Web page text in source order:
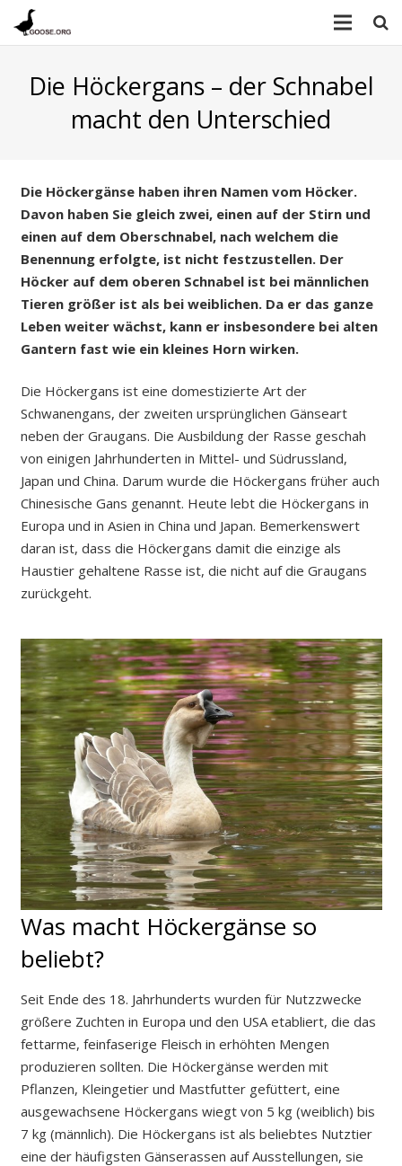
Die Höckergans – der Schnabel
macht den Unterschied
Die Höckergänse haben ihren Namen vom Höcker.
Davon haben Sie gleich zwei, einen auf der Stirn und
einen auf dem Oberschnabel, nach welchem die
Benennung erfolgte, ist nicht festzustellen. Der
Höcker auf dem oberen Schnabel ist bei männlichen
Tieren größer ist als bei weiblichen. Da er das ganze
Leben weiter wächst, kann er insbesondere bei alten
Gantern fast wie ein kleines Horn wirken.
Die Höckergans ist eine domestizierte Art der
Schwanengans, der zweiten ursprünglichen Gänseart
neben der Graugans. Die Ausbildung der Rasse geschah
von einigen Jahrhunderten in Mittel- und Südrussland,
Japan und China. Darum wurde die Höckergans früher auch
Chinesische Gans genannt. Heute lebt die Höckergans in
Europa und in Asien in China und Japan. Bemerkenswert
daran ist, dass die Höckergans damit die einzige als
Haustier gehaltene Rasse ist, die nicht auf die Graugans
zurückgeht.
Was macht Höckergänse so
beliebt?
Seit Ende des 18. Jahrhunderts wurden für Nutzzwecke
größere Zuchten in Europa und den USA etabliert, die das
fettarme, feinfaserige Fleisch in erhöhten Mengen
produzieren sollten. Die Höckergänse werden mit
Pflanzen, Kleingetier und Mastfutter gefüttert, eine
ausgewachsene Höckergans wiegt von 5 kg (weiblich) bis
7 kg (männlich). Die Höckergans ist als beliebtes Nutztier
eine der häufigsten Gänserassen auf Ausstellungen, sie